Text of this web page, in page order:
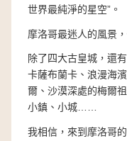
世界最純淨的星空”。
摩洛哥最迷人的風景
除了四大古皇城，還
卡薩布蘭卡、浪漫海
爾、沙漠深處的梅爾
小鎮、小城……
我相信，來到摩洛哥